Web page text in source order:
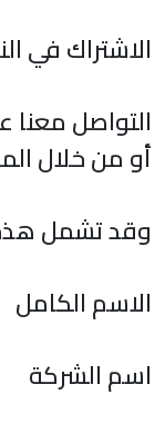
الاشتراك في
التواصل معنا
أو من خلال
وقد تشمل هذه
الاسم الكامل
اسم الشركة